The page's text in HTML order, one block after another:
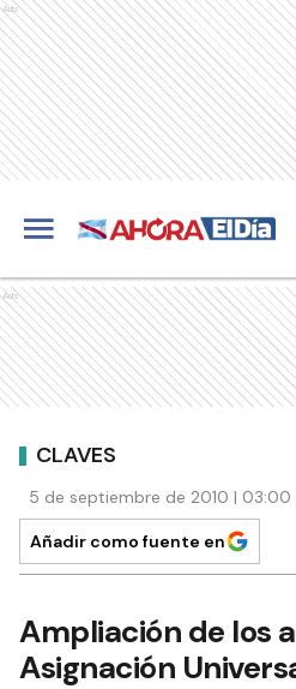
Ads
Ads
CLAVES
5 de septiembre de 2010 | 03:00
Añadir como fuente en
Ampliación de los
Asignación